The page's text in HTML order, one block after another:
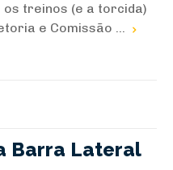
treinos (e a torcida)
e Comissão ...
Barra Lateral